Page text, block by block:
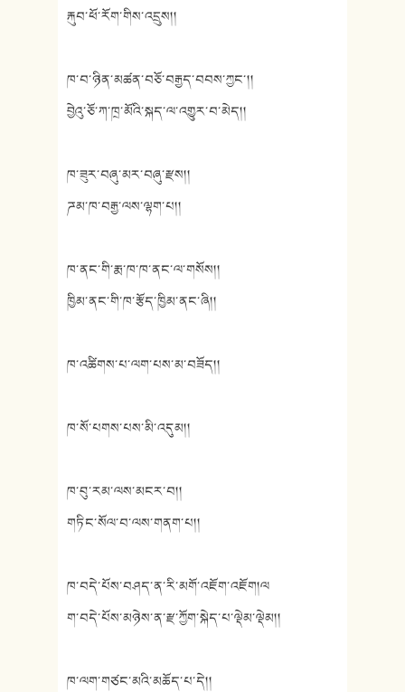
རྐུབ་ཕོ་རོག་གིས་འདྲུས།།
ཁ་བ་ཉིན་མཚན་བཅོ་བརྒྱད་བབས་ཀྱང་།།
བྱེའུ་ཅོ་ཀ་ཁྲ་མོའི་སྐད་ལ་འགྱུར་བ་མེད།།
ཁ་ཟུར་བཞུ་མར་བཞུ་རྫས།།
ཌམ་ཁ་བརྒྱ་ལས་ལྷག་པ།།
ཁ་ནང་གི་རྨ་ཁ་ཁ་ནང་ལ་གསོས།།
ཁྱིམ་ནང་གི་ཁ་རྩོད་ཁྱིམ་ནང་ཞི།།
ཁ་འཚིགས་པ་ལག་པས་མ་བཟོད།།
ཁ་སོ་པགས་པས་མི་འདུམ།།
ཁ་བུ་རམ་ལས་མངར་བ།།
གཏིང་སོལ་བ་ལས་གནག་པ།།
ཁ་བདེ་པོས་བཤད་ན་རི་མགོ་འཇོག་འཇོག།ལ
ག་བདེ་པོས་མཉེས་ན་རྫ་ཀྱོག་སྐེད་པ་ལྡེམ་ལྡེམ།།
ཁ་ལག་གཙང་མའི་མཆོད་པ་དེ།།